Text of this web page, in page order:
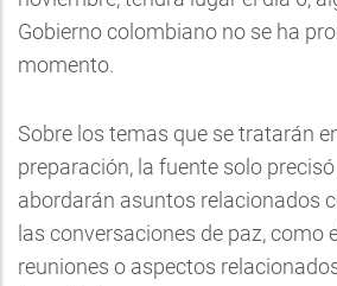
Gobierno colombiano no se ha
momento.
Sobre los temas que se tratarán
preparación, la fuente solo
abordarán asuntos relacionados
las conversaciones de paz, como
reuniones o aspectos